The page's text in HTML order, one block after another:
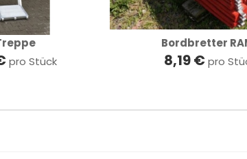
pro Stück
Bordbretter
8,19 € pro